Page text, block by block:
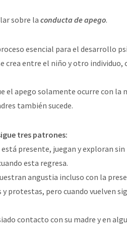
sobre la conducta de apego.
esencial para el desarrollo
crea entre el niño y otro individuo,
el apego solamente ocurre con la
también sucede.
tres patrones:
presente, juegan y exploran sin
esta regresa.
angustia incluso con la
protestas, pero cuando vuelven
contacto con su madre y en